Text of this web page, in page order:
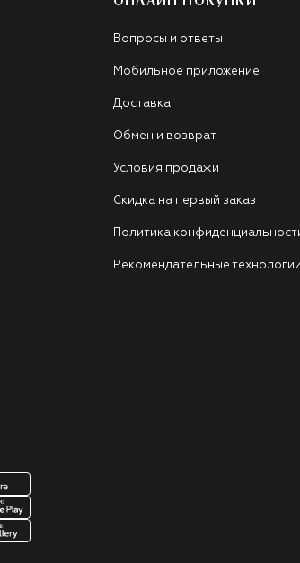
Вопросы и ответы
Мобильное приложение
Доставка
Обмен и возврат
Условия продажи
Скидка на первый заказ
Политика
Рекомендательные технологии